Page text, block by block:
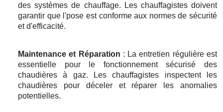
des systèmes de chauffage. Les chauffagistes doivent
garantir que l'pose est conforme aux normes de sécurité
et d'efficacité.
Maintenance et Réparation : La entretien régulière est
essentielle pour le fonctionnement sécurisé des
chaudières à gaz. Les chauffagistes inspectent les
chaudières pour déceler et réparer les anomalies
potentielles.